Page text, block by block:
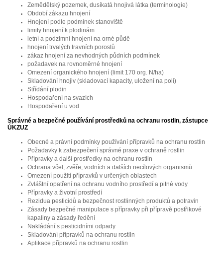
Zemědělský pozemek, dusíkatá hnojivá látka (terminologie)
Období zákazu hnojení
Hnojení podle podmínek stanoviště
limity hnojení k plodinám
letní a podzimní hnojení na orné půdě
hnojení trvalých travních porostů
zákaz hnojení za nevhodných půdních podmínek
požadavek na rovnoměrné hnojení
Omezení organického hnojení (limit 170 org. N/ha)
Skladování hnojiv (skladovací kapacity, uložení na poli)
Střídání plodin
Hospodaření na svazích
Hospodaření u vod
Správné a bezpečné používání prostředků na ochranu rostlin, zástupce
ÚKZUZ
Obecné a právní podmínky používání přípravků na ochranu rostlin
Požadavky k zabezpečení správné praxe v ochraně rostlin
Přípravky a další prostředky na ochranu rostlin
Ochrana včel, zvěře, vodních a dalších necílových organismů
Omezení použití přípravků v určených oblastech
Zvláštní opatření na ochranu vodního prostředí a pitné vody
Přípravky a životní prostředí
Rezidua pesticidů a bezpečnost rostlinných produktů a potravin
Zásady bezpečné manipulace s přípravky při přípravě postřikové
kapaliny a zásady ředění
Nakládání s pesticidními odpady
Skladování přípravků na ochranu rostlin
Aplikace přípravků na ochranu rostlin